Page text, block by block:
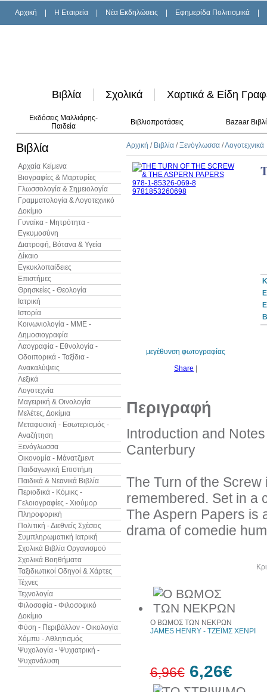
Αρχική H Εταιρεία Νέα Εκδηλώσεις Εφημερίδα Πολιτισμικά
Βιβλία Σχολικά Χαρτικά & Είδη
Εκδόσεις Μαλλιάρης-
Παιδεία
Βιβλιοπροτάσεις Bazaar
Βιβλία
Αρχαία Κείμενα
Βιογραφίες & Μαρτυρίες
Γλωσσολογία & Σημειολογία
Γραμματολογία & Λογοτεχνικό
Δοκίμιο
Γυναίκα - Μητρότητα -
Εγκυμοσύνη
Διατροφή, Βότανα & Υγεία
Δίκαιο
Εγκυκλοπαίδειες
Επιστήμες
Θρησκείες - Θεολογία
Ιατρική
Ιστορία
Κοινωνιολογία - ΜΜΕ -
Δημοσιογραφία
Λαογραφία - Εθνολογία -
Οδοιπορικά - Ταξίδια -
Ανακαλύψεις
Λεξικά
Λογοτεχνία
Μαγειρική & Οινολογία
Μελέτες, Δοκίμια
Μεταφυσική - Εσωτερισμός -
Αναζήτηση
Ξενόγλωσσα
Οικονομία - Μάνατζμεντ
Παιδαγωγική Επιστήμη
Παιδικά & Νεανικά Βιβλία
Περιοδικά - Κόμικς -
Γελοιογραφίες - Χιούμορ
Πληροφορική
Πολιτική - Διεθνείς Σχέσεις
Συμπληρωματική Ιατρική
Σχολικά Βιβλία Οργανισμού
Σχολικά Βοηθήματα
Ταξιδιωτικοί Οδηγοί & Χάρτες
Τέχνες
Τεχνολογία
Φιλοσοφία - Φιλοσοφικό
Δοκίμιο
Φύση - Περιβάλλον - Οικολογία
Χόμπυ - Αθλητισμός
Ψυχολογία - Ψυχιατρική -
Ψυχανάλυση
Αρχική / Βιβλία /Ξενόγλωσσα /Λογοτεχνικά
μεγέθυνση φωτογραφίας
Share
Περιγραφή
Introduction and
Canterbury
The Turn of the
remembered. Set in a
The Aspern Papers is
drama of comedie
Ο ΒΩΜΟΣ ΤΩΝ ΝΕΚΡΩΝ
JAMES HENRY - ΤΖΕΪΜΣ ΧΕΝΡΙ
6,96€ 6,26€